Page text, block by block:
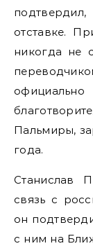
отставке.
никогда не
Пальмиры,
года.
Станислав
связь с
он
с ним на